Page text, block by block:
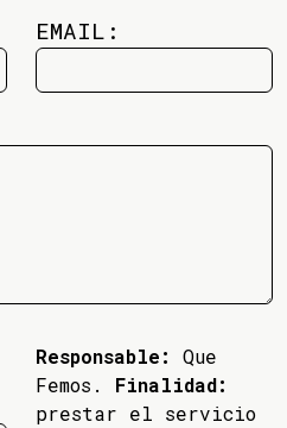
EMAIL:
Responsable:
Que
Femos. Finalidad:
prestar el servicio